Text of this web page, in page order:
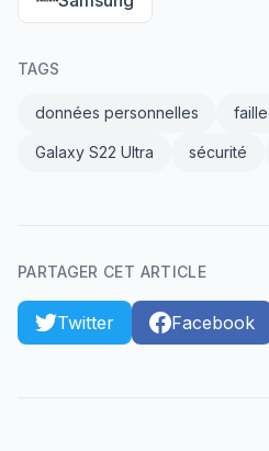
TAGS
données personnelles
Galaxy S22 Ultra sécurité
PARTAGER CET ARTICLE
Twitter Facebook